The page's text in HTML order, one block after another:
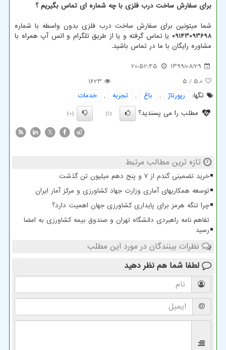
برای سفارش ساخت درب فلزی با چه شماره ای تماس بگیریم ؟
شما میتونین برای سفارش ساخت درب فلزی بدون واسطه با شماره
09143093698 یا تماس گرفته و یا از طریق تلگرام و اتس آپ همراه با
مشاوره رایگان با ما در تماس باشید.
1399/08/29
20:52:45
5.0
/ 5
1623
تگها:
رپورتاژ , باغ , تجربه ,
خدمات
مطلب را می پسندید؟
(1)
(0)
X
تازه ترین مطالب مرتبط
خرید تضمینی گندم از ۷ و پنج دهم میلیون تن گذشت
توسعه همکاریهای آماری وزارت جهاد کشاورزی و مرکز آمار ایران
چرا تنگه هرمز برای پایداری کشاورزی جهان اهمیت دارد؟
تفاهم نامه راهبردی دانشگاه تهران و صندوق بیمه کشاورزی به امضا
رسید
نظرات بینندگان در مورد این مطلب
لطفا شما هم نظر دهید